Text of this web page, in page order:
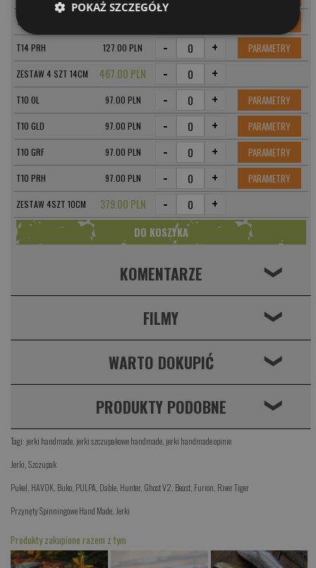
T14 GRF
T14 PRH 127.00 PLN - + PARAMETRY
ZESTAW 4 SZT 14CM 467.00 PLN - +
T10 OL 97.00 PLN - + PARAMETRY
T10 GLD 97.00 PLN - + PARAMETRY
T10 GRF 97.00 PLN - + PARAMETRY
T10 PRH 97.00 PLN - + PARAMETRY
ZESTAW 4SZT 10CM 379.00 PLN - +
KOMENTARZE ❮
FILMY ❮
WARTO DOKUPIĆ ❮
PRODUKTY PODOBNE ❮
Tagi: jerki handmade jerki szczupakowe handmade jerki handmade opinie
Jerki ,Szczupak
Pukel HAVOK Buko PULPA Dable Hunter, Ghost V2 Beast Furion River Tiger
Przynęty Spinningowe Hand Made Jerki
Produkty zakupione razem z tym
POKAŻ SZCZEGÓŁY